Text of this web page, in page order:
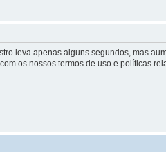
leva apenas alguns segundos, mas
os nossos termos de uso e políticas